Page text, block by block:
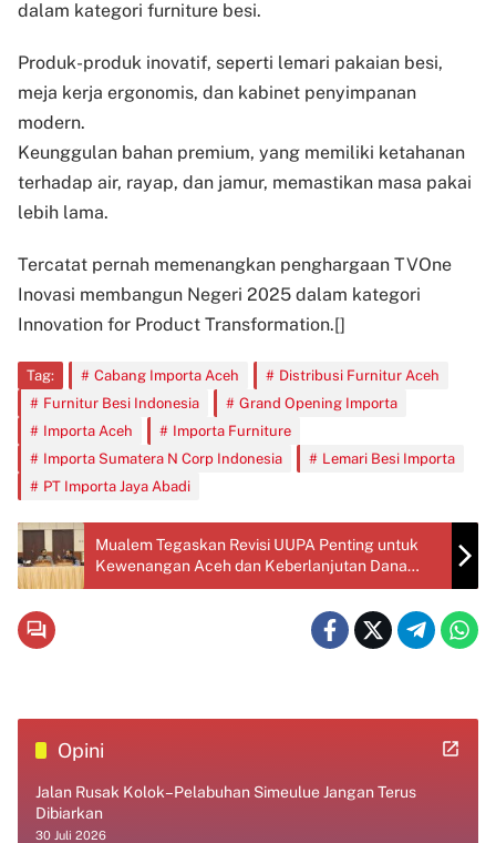
dalam kategori furniture besi.
Produk-produk inovatif, seperti lemari pakaian besi,
meja kerja ergonomis, dan kabinet penyimpanan
modern.
Keunggulan bahan premium, yang memiliki ketahanan
terhadap air, rayap, dan jamur, memastikan masa pakai
lebih lama.
Tercatat pernah memenangkan penghargaan TVOne
Inovasi membangun Negeri 2025 dalam kategori
Innovation for Product Transformation.[]
Tag: Cabang Importa Aceh
Distribusi Furnitur Aceh
Furnitur Besi Indonesia
Grand Opening Importa
Importa Aceh
Importa Furniture
Importa Sumatera N Corp Indonesia
Lemari Besi Importa
PT Importa Jaya Abadi
Mualem Tegaskan Revisi UUPA Penting untuk
Kewenangan Aceh dan Keberlanjutan Dana
Otsus
Opini
Jalan Rusak Kolok–Pelabuhan Simeulue Jangan Terus
Dibiarkan
30 Juli 2026